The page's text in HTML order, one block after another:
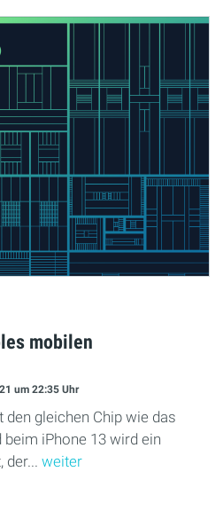
mobilen
um 22:35 Uhr
den gleichen Chip wie das
iPhone 13 wird ein
der... weiter